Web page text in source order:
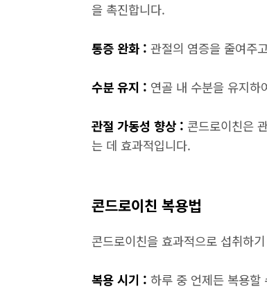
을 촉진합니다.
통증 완화 : 관절의 염증을 줄여주
수분 유지 : 연골 내 수분을 유지하
관절 가동성 향상 : 콘드로이친은
는 데 효과적입니다.
콘드로이친 복용법
콘드로이친을 효과적으로 섭취하
복용 시기 : 하루 중 언제든 복용할